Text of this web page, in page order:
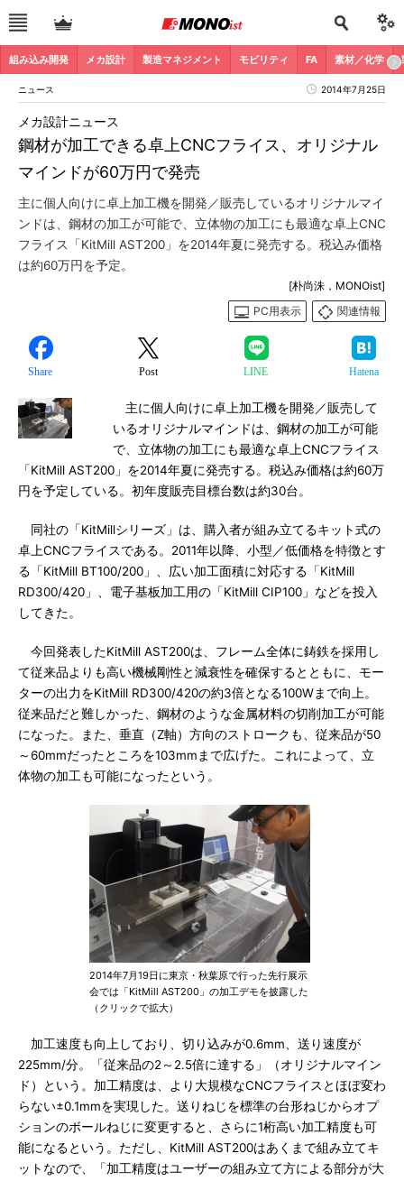
組み込み開発 メカ設計 製造マネジメント モビリティ FA 素材／化学
ニュース 2014年7月25日
鋼材が加工できる卓上CNCフライス、オリジナル
マインドが60万円で発売
メカ設計ニュース
主に個人向けに卓上加工機を開発／販売しているオリジナルマイ
ンドは、鋼材の加工が可能で、立体物の加工にも最適な卓上CNC
フライス「KitMill AST200」を2014年夏に発売する。税込み価格
は約60万円を予定。
[朴尚洙，MONOist]
PC用表示
関連情報
Share Post LINE Hatena
主に個人向けに卓上加工機を開発／販売して
いるオリジナルマインドは、鋼材の加工が可能
で、立体物の加工にも最適な卓上CNCフライス
「KitMill AST200」を2014年夏に発売する。税込み価格は約60万
円を予定している。初年度販売目標台数は約30台。
同社の「KitMillシリーズ」は、購入者が組み立てるキット式の
卓上CNCフライスである。2011年以降、小型／低価格を特徴とす
る「KitMill BT100/200」、広い加工面積に対応する「KitMill
RD300/420」、電子基板加工用の「KitMill CIP100」などを投入
してきた。
今回発表したKitMill AST200は、フレーム全体に鋳鉄を採用し
て従来品よりも高い機械剛性と減衰性を確保するとともに、モー
ターの出力をKitMill RD300/420の約3倍となる100Wまで向上。
従来品だと難しかった、鋼材のような金属材料の切削加工が可能
になった。また、垂直（Z軸）方向のストロークも、従来品が50
～60mmだったところを103mmまで広げた。これによって、立
体物の加工も可能になったという。
2014年7月19日に東京・秋葉原で行った先行展示
会では「KitMill AST200」の加工デモを披露した
（クリックで拡大）
加工速度も向上しており、切り込みが0.6mm、送り速度が
225mm/分。「従来品の2～2.5倍に達する」（オリジナルマイン
ド）という。加工精度は、より大規模なCNCフライスとほぼ変わ
らない±0.1mmを実現した。送りねじを標準の台形ねじからオプ
ションのボールねじに変更すると、さらに1桁高い加工精度も可
能になるという。ただし、KitMill AST200はあくまで組み立てキ
ットなので、「加工精度はユーザーの組み立て方による部分が大